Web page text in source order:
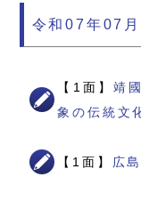
令和07年07
【1面】靖
象の伝統文
【1面】 広